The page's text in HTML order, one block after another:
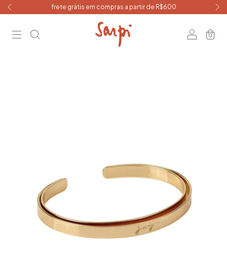
frete grátis em compras a partir de R$600
0